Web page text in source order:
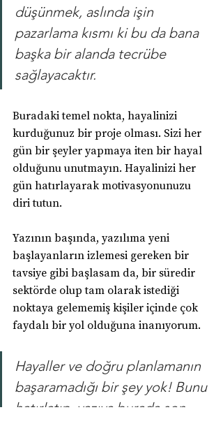
düşünmek, aslında işin
pazarlama kısmı ki bu da bana
başka bir alanda tecrübe
sağlayacaktır.
Buradaki temel nokta, hayalinizi
kurduğunuz bir proje olması. Sizi her
gün bir şeyler yapmaya iten bir hayal
olduğunu unutmayın. Hayalinizi her
gün hatırlayarak motivasyonunuzu
diri tutun.
Yazının başında, yazılıma yeni
başlayanların izlemesi gereken bir
tavsiye gibi başlasam da, bir süredir
sektörde olup tam olarak istediği
noktaya gelememiş kişiler içinde çok
faydalı bir yol olduğuna inanıyorum.
Hayaller ve doğru planlamanın
başaramadığı bir şey yok! Bunu
hatırlatıp, yazıya burada son